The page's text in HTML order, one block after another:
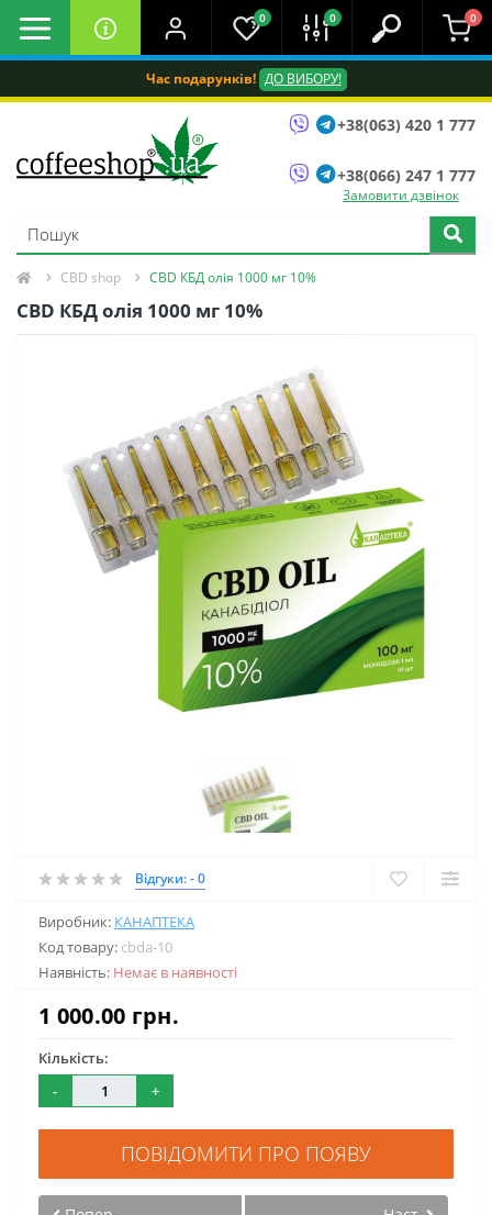
Час подарунків! ДО ВИБОРУ!
0 0 0
+38(063) 420 1 777
+38(066) 247 1 777
Замовити дзвінок
CBD shop CBD КБД олія 1000 мг 10%
CBD КБД олія 1000 мг 10%
Відгуки: - 0
Виробник: КАНАПТЕКА
Код товару: cbda-10
Наявність: Немає в наявності
1 000.00 грн.
Кількість:
-
+
ПОВІДОМИТИ ПРО ПОЯВУ